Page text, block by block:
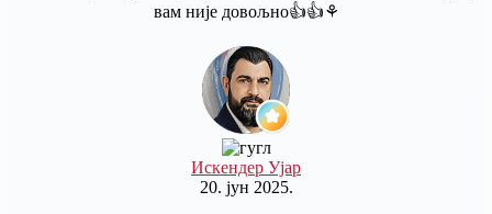
вам није довољно👍👍⚘️
Искендер Ујар
20. јун 2025.